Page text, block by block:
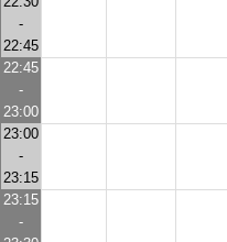
-
22:45
22:45
-
23:00
23:00
-
23:15
23:15
-